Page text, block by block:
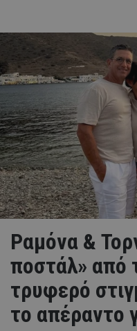
Ραμόνα &
ποστάλ» από
τρυφερό
το απέραντο